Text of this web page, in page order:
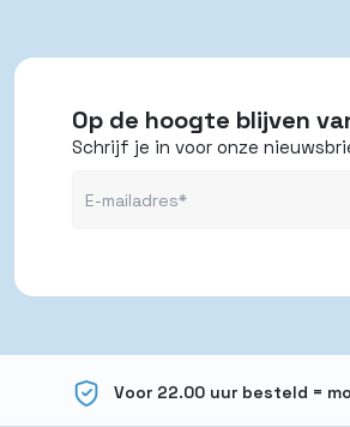
Op de hoogte blijven
Schrijf je in voor onze
Voor 22.00 uur besteld =